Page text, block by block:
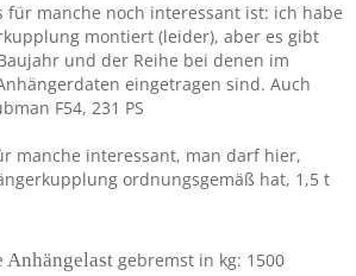
für manche noch interessant ist: ich habe
montiert (leider), aber es gibt
und der Reihe bei denen im
eingetragen sind. Auch
F54, 231 PS
manche interessant, man darf hier,
ordnungsgemäß hat, 1,5 t
Anhängelast gebremst in kg: 1500